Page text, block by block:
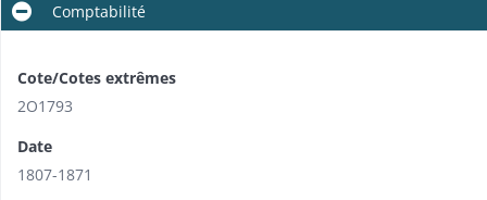
Comptabilité
Cote/Cotes extrêmes
2O1793
Date
1807-1871